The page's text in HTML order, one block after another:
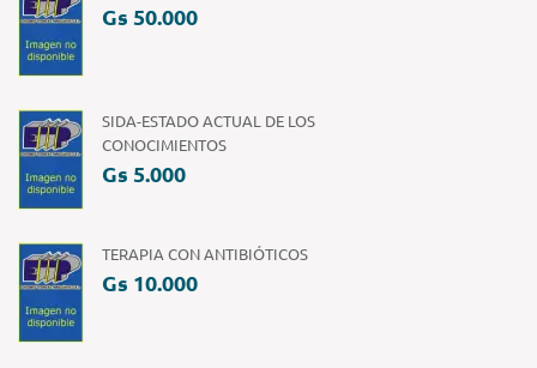
Gs 50.000
SIDA-ESTADO ACTUAL DE LOS
CONOCIMIENTOS
Gs 5.000
TERAPIA CON ANTIBIÓTICOS
Gs 10.000